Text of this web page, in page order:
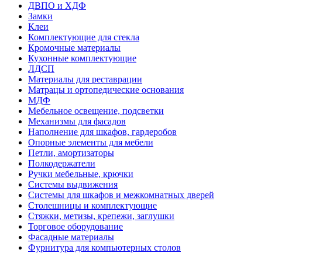
ДВПО и ХДФ
Замки
Клеи
Комплектующие для стекла
Кромочные материалы
Кухонные комплектующие
ЛДСП
Материалы для реставрации
Матрацы и ортопедические основания
МДФ
Мебельное освещение, подсветки
Механизмы для фасадов
Наполнение для шкафов, гардеробов
Опорные элементы для мебели
Петли, амортизаторы
Полкодержатели
Ручки мебельные, крючки
Системы выдвижения
Системы для шкафов и межкомнатных дверей
Столешницы и комплектующие
Стяжки, метизы, крепежи, заглушки
Торговое оборудование
Фасадные материалы
Фурнитура для компьютерных столов